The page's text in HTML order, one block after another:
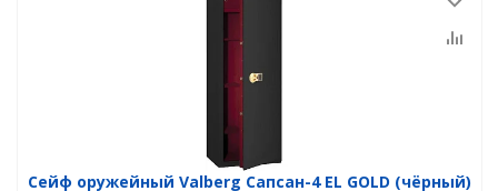
Сейф оружейный Valberg Сапсан-4 EL GOLD (чёрный)